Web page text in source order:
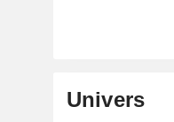
Univers